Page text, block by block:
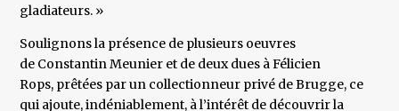
gladiateurs. »
Soulignons la présence de plusieurs oeuvres
de Constantin Meunier et de deux dues à Félicien
Rops, prêtées par un collectionneur privé de Brugge, ce
qui ajoute, indéniablement, à l’intérêt de découvrir la